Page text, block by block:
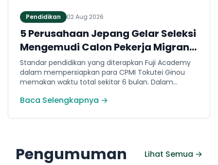
Pendidikan 02 Aug 2026
5 Perusahaan Jepang Gelar Seleksi
Mengemudi Calon Pekerja Migran
Jembrana
Standar pendidikan yang diterapkan Fuji Academy
dalam mempersiapkan para CPMI Tokutei Ginou
memakan waktu total sekitar 6 bulan. Dalam
menguasai sejumlah kompetensi. Seperti
(internal Fuji Academy). Sertifikasi resmi bahasa
Jepang.
Baca Selengkapnya →
Pengumuman Lihat Semua →